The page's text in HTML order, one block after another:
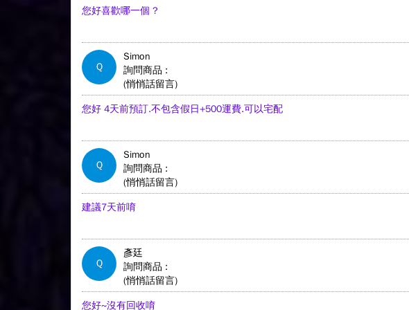
您好喜歡哪一個 ?
Q
Simon
詢問商品 :
(悄悄話留言)
您好 4天前預訂.不包含假日+500運費.可以宅配
Q
Simon
詢問商品 :
(悄悄話留言)
建議7天前唷
Q
彥廷
詢問商品 :
(悄悄話留言)
您好~沒有回收唷